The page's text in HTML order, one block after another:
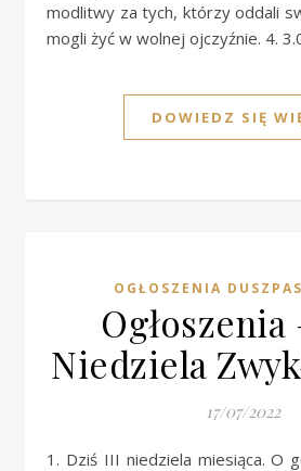
modlitwy za tych, którzy oddali
mogli żyć w wolnej ojczyźnie. 4.
DOWIEDZ SIĘ
OGŁOSZENIA
Ogłoszenia
Niedziela
17/07/2022
1. Dziś III niedziela miesiąca. O godz. 16:30 zmiana